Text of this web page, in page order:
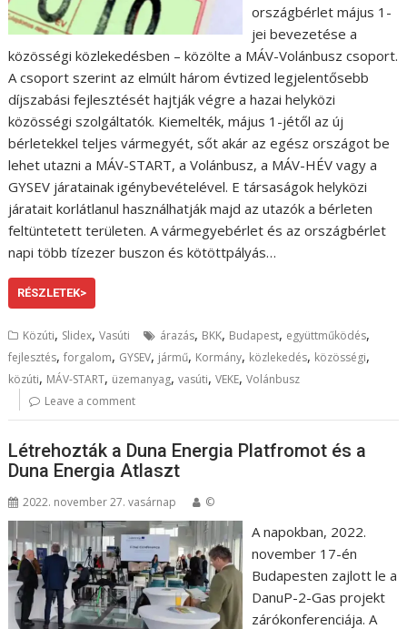
országbérlet május 1-
jei bevezetése a
közösségi közlekedésben – közölte a MÁV-Volánbusz csoport.
A csoport szerint az elmúlt három évtized legjelentősebb
díjszabási fejlesztését hajtják végre a hazai helyközi
közösségi szolgáltatók. Kiemelték, május 1-jétől az új
bérletekkel teljes vármegyét, sőt akár az egész országot be
lehet utazni a MÁV-START, a Volánbusz, a MÁV-HÉV vagy a
GYSEV járatainak igénybevételével. E társaságok helyközi
járatait korlátlanul használhatják majd az utazók a bérleten
feltüntetett területen. A vármegyebérlet és az országbérlet
napi több tízezer buszon és kötöttpályás…
RÉSZLETEK>
Közúti, Slidex,Vasúti árazás, BKK, Budapest, együttműködés,
fejlesztés,forgalom, GYSEV, jármű, Kormány, közlekedés, közösségi,
közúti, MÁV-START, üzemanyag,vasúti,VEKE,Volánbusz
Leave a comment
Létrehozták a Duna Energia Platfromot és a
Duna Energia Atlaszt
2022. november 27. vasárnap ©
A napokban, 2022.
november 17-én
Budapesten zajlott le a
DanuP-2-Gas projekt
zárókonferenciája. A